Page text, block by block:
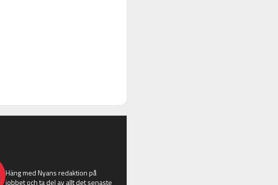
Häng med Nyans redaktion på
jobbet och ta del av allt det senaste